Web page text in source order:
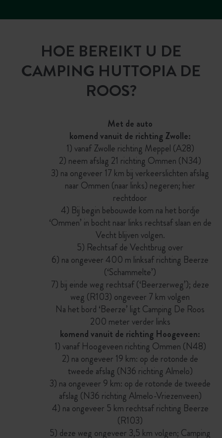
HOE BEREIKT U DE
CAMPING HUTTOPIA DE
ROOS?
Met de auto
komend vanuit de richting Zwolle:
1) vanaf Zwolle richting Meppel (A28)
2) neem afslag 21 richting Ommen (N34)
3) na ongeveer 17 km bij verkeerslichten afslag
naar Ommen (naar links) negeren; hier
rechtdoor
4) Bij begin bebouwde kom na het bordje
‘Ommen’ in bocht naar links rechtsaf slaan en de
Vecht blijven volgen.
5) Rechtsaf de Vechtbrug over
6) na ongeveer 400 m linksaf richting Beerze
(‘Schammelte’)
7) bij einde weg rechtsaf (‘Beerzerweg’); deze
weg (R103) ongeveer 7 km volgen
Na het bord ‘Beerze’ ligt Camping De Roos
200 meter verder links
komend vanuit de richting Hoogeveen:
1) vanaf Hoogeveen richting Ommen (N48)
2) na ongeveer 19 km: op de rotonde de
tweede afslag (N36 richting Almelo)
3) na ongeveer 9 km: op de rotonde de tweede
afslag (N36 richting Almelo-Vriezenveen)
4) na ongeveer 5 km rechtsaf richting Beerze
(R103)
5) deze weg ongeveer 3,5 km volgen; Camping